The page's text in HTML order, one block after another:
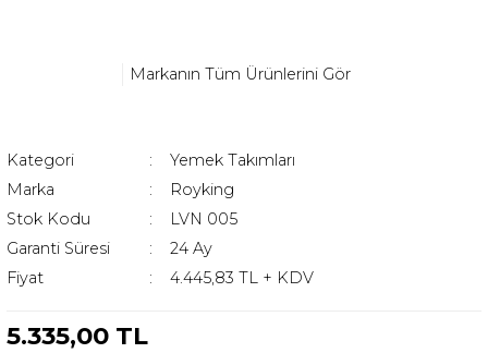
Markanın Tüm Ürünlerini Gör
Kategori
Yemek Takımları
Marka
Royking
Stok Kodu
LVN 005
Garanti Süresi
24 Ay
Fiyat
4.445,83 TL + KDV
5.335,00 TL